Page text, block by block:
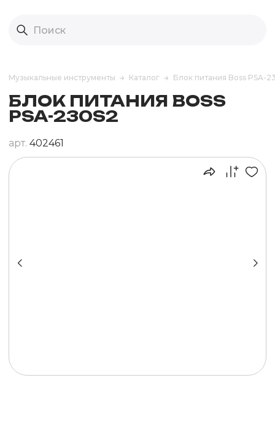
Музыкальные инструменты Каталог Блок питания Boss PSA-
БЛОК ПИТАНИЯ BOSS
PSA-230S2
арт. 402461